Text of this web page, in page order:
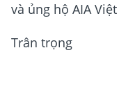
và ủng hộ AIA
Trân trọng